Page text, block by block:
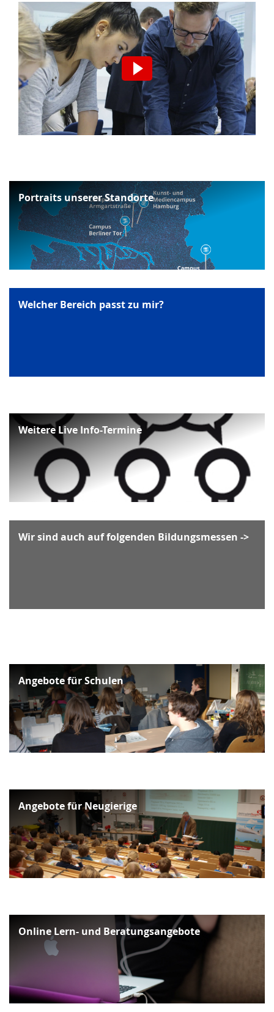
Weitere Live Info-Termine
Wir sind auch auf folgenden Bildungsmessen ->
Portraits unserer Standorte
Welcher Bereich passt zu mir?
Wir möchten Sie darauf hinweisen, dass
nach der Aktivierung Daten an den
jeweiligen Anbieter übermittelt werden.
Video aktivieren.
Online Lern- und Beratungsangebote
Angebote für Neugierige
Angebote für Schulen